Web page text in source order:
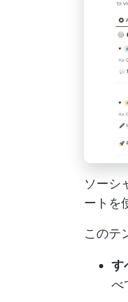
ソーシ
ートを
このテ
す
べ